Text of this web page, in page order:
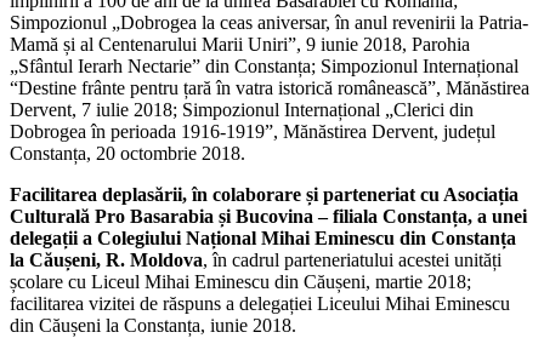
Simpozionul „Dobrogea la ceas aniversar, în anul revenirii la Patria-
Mamă și al Centenarului Marii Uniri”, 9 iunie 2018, Parohia
„Sfântul Ierarh Nectarie” din Constanța; Simpozionul Internațional
“Destine frânte pentru țară în vatra istorică românească”, Mănăstirea
Dervent, 7 iulie 2018; Simpozionul Internațional „Clerici din
Dobrogea în perioada 1916-1919”, Mănăstirea Dervent, județul
Constanța, 20 octombrie 2018.
Facilitarea deplasării, în colaborare și parteneriat cu Asociația
Culturală Pro Basarabia și Bucovina – filiala Constanța, a unei
delegații a Colegiului Național Mihai Eminescu din Constanța
la Căușeni, R. Moldova, în cadrul parteneriatului acestei unități
școlare cu Liceul Mihai Eminescu din Căușeni, martie 2018;
facilitarea vizitei de răspuns a delegației Liceului Mihai Eminescu
din Căușeni la Constanța, iunie 2018.